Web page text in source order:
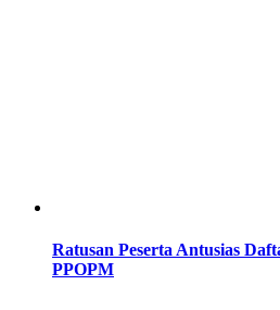
Ratusan Peserta Antusias
PPOPM